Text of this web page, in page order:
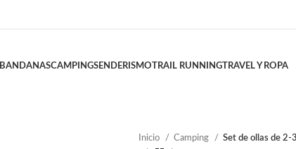
BANDANASCAMPINGSENDERISMOTRAIL RUNNINGTRAVEL Y ROPA
Inicio Camping Set de ollas de